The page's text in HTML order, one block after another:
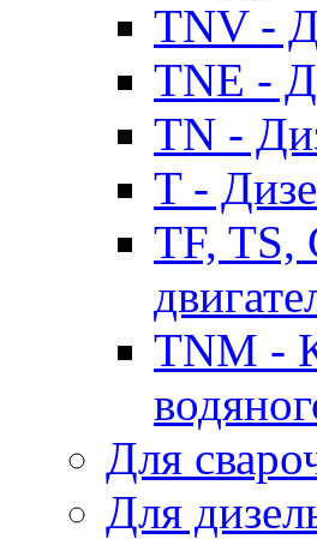
TNV -
TNE -
TN -
T -
TF, TS,
TNM -
Для
Для